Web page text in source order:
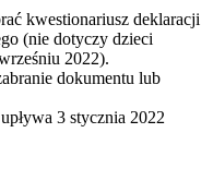
kwestionariusz deklaracji
(nie dotyczy dzieci
2022).
dokumentu lub
3 stycznia 2022